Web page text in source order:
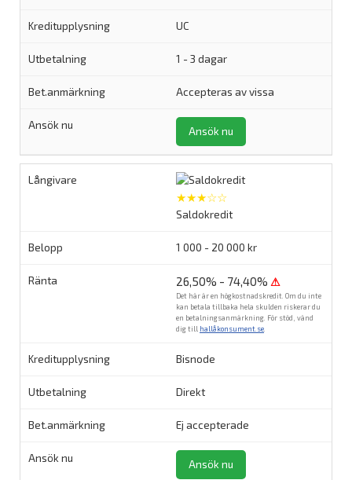
UC
1 - 3 dagar
Accepteras av vissa
Ansök nu
★★★☆☆
Saldokredit
1 000 - 20 000 kr
26,50% - 74,40% ⚠
Det här är en högkostnadskredit. Om du inte
kan betala tillbaka hela skulden riskerar du
en betalningsanmärkning. För stöd, vänd
dig till hallåkonsument.se
Bisnode
Direkt
Ej accepterade
Ansök nu